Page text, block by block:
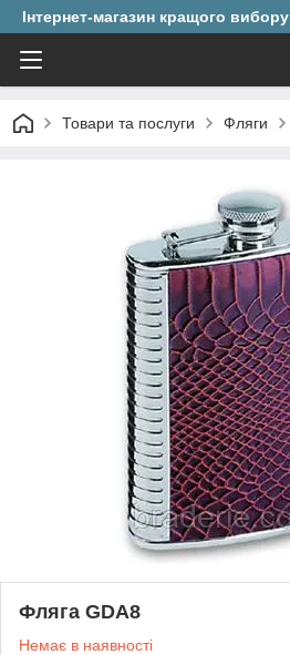
Інтернет-магазин кращого вибору
Товари та послуги Фляги
Фляга GDA8
Немає в наявності